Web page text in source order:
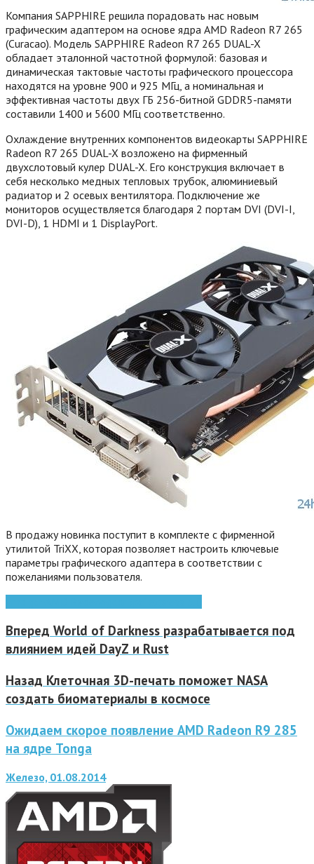
Компания SAPPHIRE решила порадовать нас новым
графическим адаптером на основе ядра AMD Radeon R7 265
(Curacao). Модель SAPPHIRE Radeon R7 265 DUAL-X
обладает эталонной частотной формулой: базовая и
динамическая тактовые частоты графического процессора
находятся на уровне 900 и 925 МГц, а номинальная и
эффективная частоты двух ГБ 256-битной GDDR5-памяти
составили 1400 и 5600 МГц соответственно.
Охлаждение внутренних компонентов видеокарты SAPPHIRE
Radeon R7 265 DUAL-X возложено на фирменный
двухслотовый кулер DUAL-X. Его конструкция включает в
себя несколько медных тепловых трубок, алюминиевый
радиатор и 2 осевых вентилятора. Подключение же
мониторов осуществляется благодаря 2 портам DVI (DVI-I,
DVI-D), 1 HDMI и 1 DisplayPort.
В продажу новинка поступит в комплекте с фирменной
утилитой TriXX, которая позволяет настроить ключевые
параметры графического адаптера в соответствии с
пожеланиями пользователя.
Вперед World of Darkness разрабатывается под
влиянием идей DayZ и Rust
Назад Клеточная 3D-печать поможет NASA
создать биоматериалы в космосе
Ожидаем скорое появление AMD Radeon R9 285
на ядре Tonga
Железо, 01.08.2014